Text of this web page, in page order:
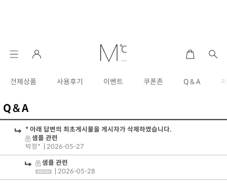
전체상품 사용후기 이벤트 쿠폰존 Q & A
Q & A
* 아래 답변의 최초게시물을 게시자가 삭제하였습니다.
샘플 관련
박정*
2026-05-27
샘플 관련
2026-05-28